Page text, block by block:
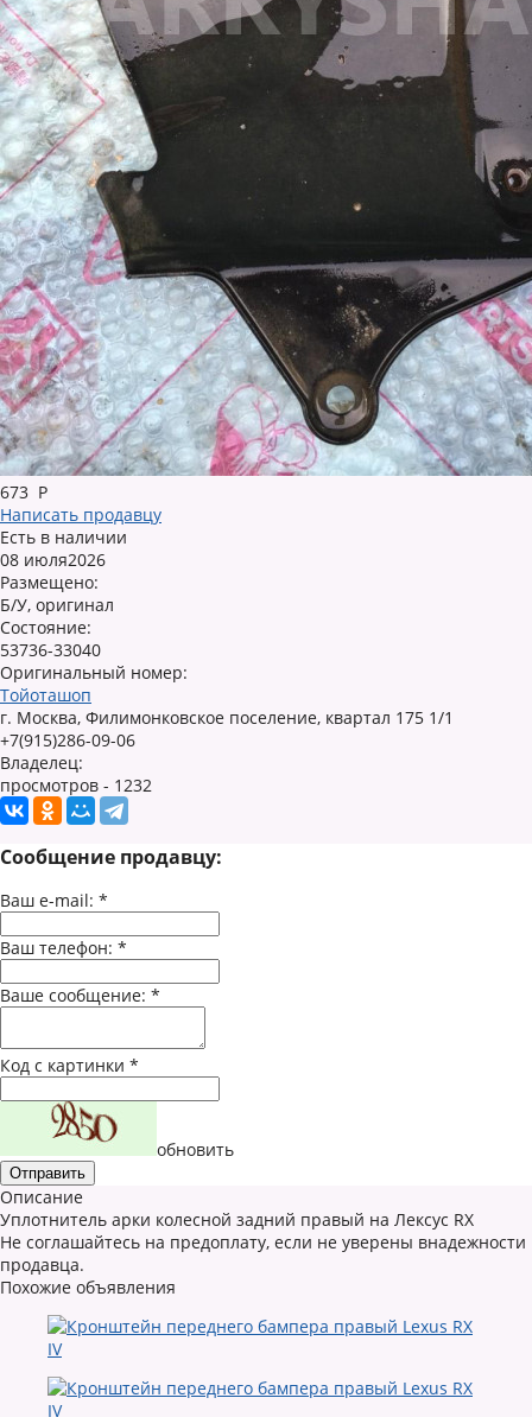
673 Р
Написать продавцу
Есть в наличии
08 июля2026
Размещено:
Б/У, оригинал
Состояние:
53736-33040
Оригинальный номер:
Тойоташоп
г. Москва, Филимонковское поселение, квартал 175 1/1
+7(915)286-09-06
Владелец:
просмотров - 1232
Сообщение продавцу:
Ваш e-mail: *
Ваш телефон: *
Ваше сообщение: *
Код с картинки *
обновить
Описание
Уплотнитель арки колесной задний правый на Лексус RX
Не соглашайтесь на предоплату, если не уверены внадежности
продавца.
Похожие объявления